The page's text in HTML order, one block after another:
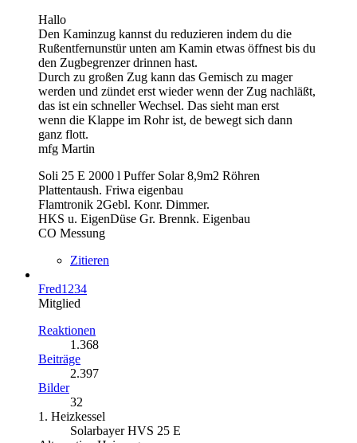
Hallo
Den Kaminzug kannst du reduzieren indem du die
Rußentfernunstür unten am Kamin etwas öffnest bis du
den Zugbegrenzer drinnen hast.
Durch zu großen Zug kann das Gemisch zu mager
werden und zündet erst wieder wenn der Zug nachläßt,
das ist ein schneller Wechsel. Das sieht man erst
wenn die Klappe im Rohr ist, de bewegt sich dann
ganz flott.
mfg Martin
Soli 25 E 2000 l Puffer Solar 8,9m2 Röhren
Plattentaush. Friwa eigenbau
Flamtronik 2Gebl. Konr. Dimmer.
HKS u. EigenDüse Gr. Brennk. Eigenbau
CO Messung
Zitieren
Fred1234
Mitglied
Reaktionen
1.368
Beiträge
2.397
Bilder
32
1. Heizkessel
Solarbayer HVS 25 E